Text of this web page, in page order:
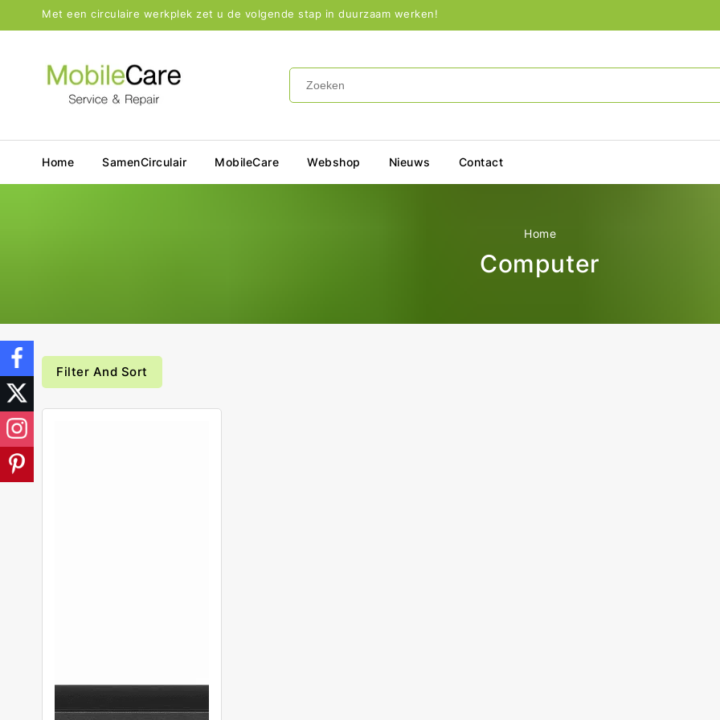
Met een circulaire werkplek zet u de volgende stap in duurzaam werken!
Home SamenCirculair MobileCare Webshop Nieuws Contact
Home
Computer
Filter And Sort